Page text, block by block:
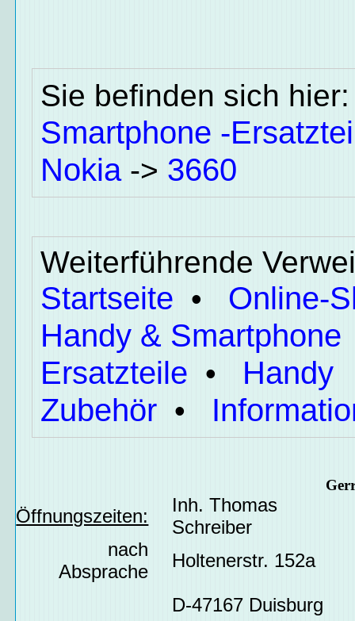
Sie befinden sich
Smartphone -
Nokia-> 3660
Weiterführende
Startseite • Online-
Handy & Smartphone
Ersatzteile • Handy
Zubehör •
Öffnungszeiten:
Inh. Thomas
Schreiber
nach
Absprache
Holtenerstr. 152a
D-47167 Duisburg